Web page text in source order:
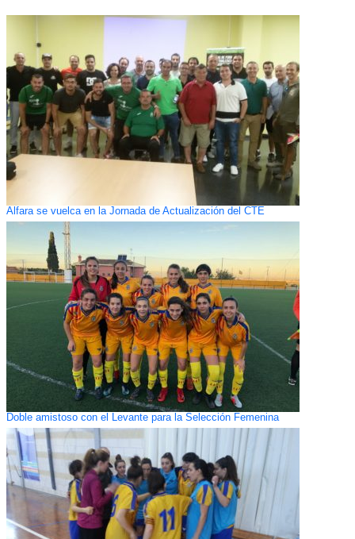
Alfara se vuelca en la Jornada de Actualización del CTE
Doble amistoso con el Levante para la Selección Femenina